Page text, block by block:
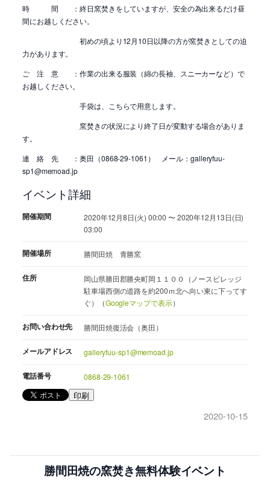
時 間 ：終日窯焚きをしていますが、安全の為出来るだけ昼
間にお越しください。
初めの頃より12月10日以降の方が窯焚きとしての迫
力があります。
ご 注 意 ：作業の出来る服装（綿の長袖、スニーカーなど）で
お越しください。
手袋は、こちらで用意します。
窯焚きの状況により終了日が変動する場合がありま
す。
連 絡 先 ：奥田（0868-29-1061） メール：galleryfuu-
sp1@memoad.jp
イベント詳細
開催期間
2020年12月8日(火) 00:00 〜 2020年12月13日(日)
03:00
開催場所 勝間田焼 青勝窯
住所
岡山県勝田郡勝央町岡１１００（ノースビレッジ
駐車場西側の道路を約200ｍ北へ向い東に下ってす
ぐ）（Googleマップで表示）
お問い合わせ先 勝間田焼復活会（奥田）
メールアドレス galleryfuu-sp1@memoad.jp
電話番号 0868-29-1061
印刷
2020-10-15
勝間田焼の窯焚き無料体験イベント